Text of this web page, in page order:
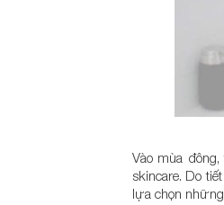
Vào mùa
skincare. Do
lựa chọn